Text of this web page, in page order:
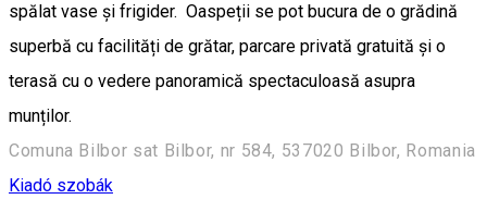
spălat vase și frigider. Oaspeții se pot bucura de o grădină
superbă cu facilități de grătar, parcare privată gratuită și o
terasă cu o vedere panoramică spectaculoasă asupra
munților.
Comuna Bilbor sat Bilbor, nr 584, 537020 Bilbor, Romania
Kiadó szobák